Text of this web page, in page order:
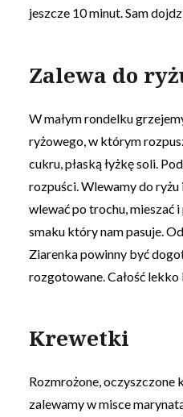
jeszcze 10 minut. Sam
Zalewa do
W małym rondelku
ryżowego, w którym
cukru, płaską łyżkę soli.
rozpuści. Wlewamy do ryżu
wlewać po trochu, mieszać
smaku który nam pasuje.
Ziarenka powinny być
rozgotowane. Całość lekko
Krewetki
Rozmrożone,
zalewamy w misce